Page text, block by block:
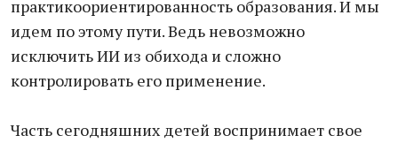
практикоориентированность образования. И мы
идем по этому пути. Ведь невозможно
исключить ИИ из обихода и сложно
контролировать его применение.
Часть сегодняшних детей воспринимает свое